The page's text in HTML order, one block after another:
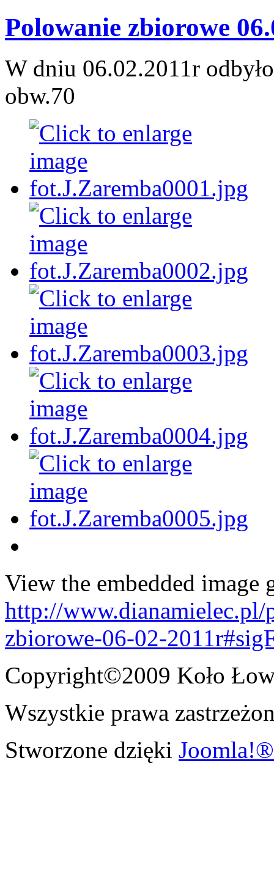
Polowanie zbiorowe
W dniu 06.02.2011r
obw.70
View the embedded image
http://
zbiorowe-06-02-
Copyright©2009 Koło
Wszystkie prawa
Stworzone dzięki Joomla!®